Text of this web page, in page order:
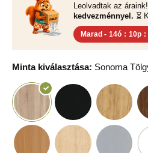
Leolvadtak az
kedvezménnyel. ⏳
Marad - 14ó : 10p :
Minta kiválasztása: Sonoma